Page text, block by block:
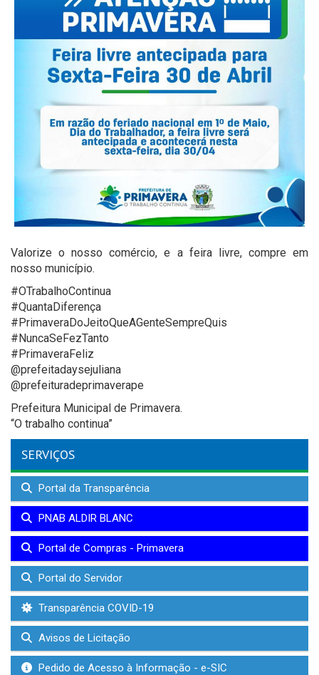
Valorize o nosso comércio, e a feira livre, compre em
nosso município.
#OTrabalhoContinua
#QuantaDiferença
#PrimaveraDoJeitoQueAGenteSempreQuis
#NuncaSeFezTanto
#PrimaveraFeliz
@prefeitadaysejuliana
@prefeituradeprimaverape
Prefeitura Municipal de Primavera.
“O trabalho continua”
SERVIÇOS
Portal da Transparência
PNAB ALDIR BLANC
Portal de Compras - Primavera
Portal do Servidor
Transparência COVID-19
Avisos de Licitação
Pedido de Acesso à Informação - e-SIC